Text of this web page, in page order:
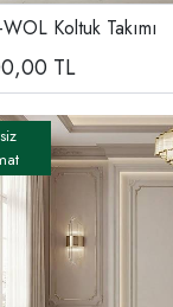
Koltuk Takımı
TL